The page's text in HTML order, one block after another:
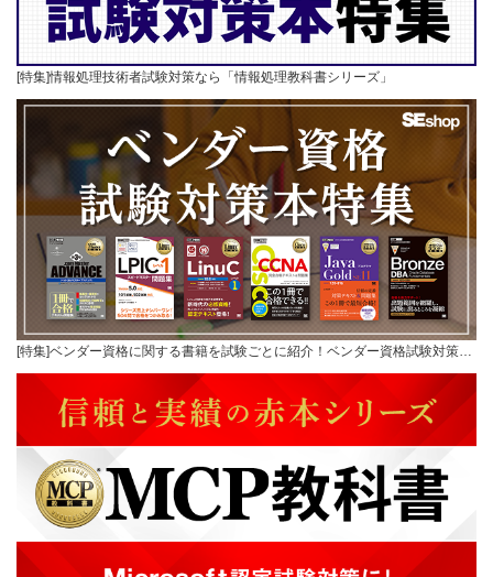
[特集]情報処理技術者試験対策なら「情報処理教科書シリーズ」
[特集]ベンダー資格に関する書籍を試験ごとに紹介！ベンダー資格試験対策…